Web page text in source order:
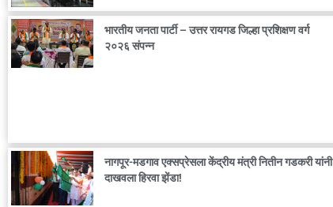
भारतीय जनता पार्टी – उत्तर रायगड जिल्हा प्रशिक्षण वर्ग
२०२६ संपन्न
नागपूर-मडगाव एक्सप्रेसला केंद्रीय मंत्री नितीन गडकरी यांनी
दाखवला हिरवा झेंडा!